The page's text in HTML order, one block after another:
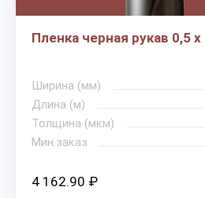
Пленка черная рукав 0,5
Ширина (мм)
Длина (м)
Толщина (мкм)
Мин.заказ
4 162.90 ₽